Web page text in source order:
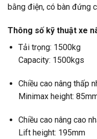
bằng điện, có bàn đứng
Thông số kỹ thuật xe
Tải trọng: 1500kg
Capacity: 1500kgs
Chiều cao nâng thấp
Minimax height:
Chiều cao nâng cao
Lift height: 195mm